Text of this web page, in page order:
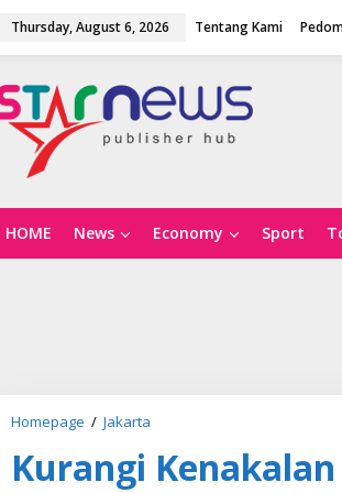
Thursday, August 6, 2026 Tentang Kami
HOME News Economy Sport
Homepage / Jakarta
a
Kurangi